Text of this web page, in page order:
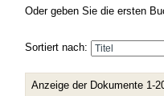
Oder geben Sie die ersten
Sortiert nach:
Anzeige der Dokumente 1-